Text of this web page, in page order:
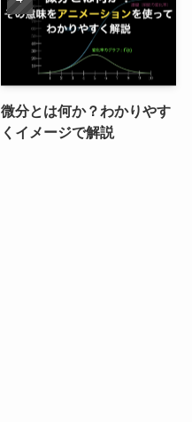
微分とは何か？わかりやす
くイメージで解説